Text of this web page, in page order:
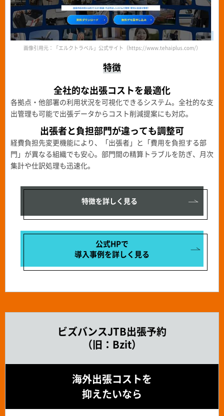
画像引用元：「エルクトラベル」公式サイト（https://www.tehaiplus.com/）
特徴
全社的な出張コストを最適化
各拠点・他部署の利用状況を可視化できるシステム。全社的な支
出管理も可能で出張データからコスト削減提案にも対応。
出張者と負担部門が違っても調整可
経費負担先変更機能により、「出張者」と「費用を負担する部
門」が異なる組織でも安心。部門間の精算トラブルを防ぎ、月次
集計や仕訳処理も迅速化。
特徴を詳しく見る
公式HPで
導入事例を詳しく見る
ビズバンスJTB出張予約
（旧：Bzit）
海外出張コストを
抑えたいなら